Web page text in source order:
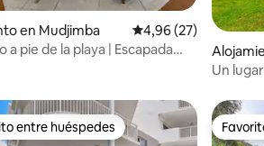
de 5. 87 evaluaciones
en Mudjimba Calificación
4,96 (27)
a pie de la playa | Escapada
Un
entre los huéspedes más destacados
entre huéspedes